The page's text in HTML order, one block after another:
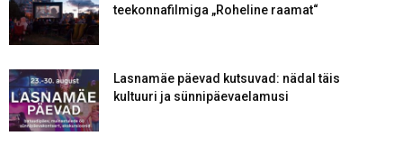
teekonnafilmiga „Roheline raamat“
Lasnamäe päevad kutsuvad: nädal täis
kultuuri ja sünnipäevaelamusi